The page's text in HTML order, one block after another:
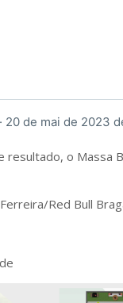
20 de mai de 2023
resultado, o Massa
Red Bull